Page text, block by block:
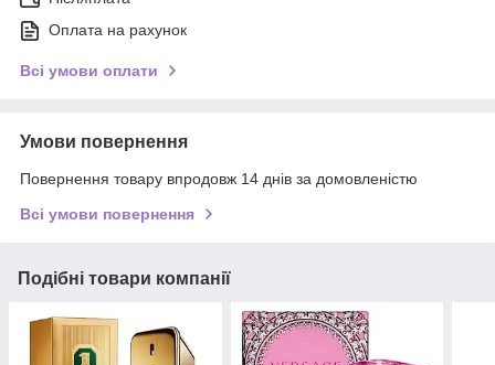
Оплата на рахунок
Всі умови оплати
Умови повернення
Повернення товару впродовж 14 днів за домовленістю
Всі умови повернення
Подібні товари компанії